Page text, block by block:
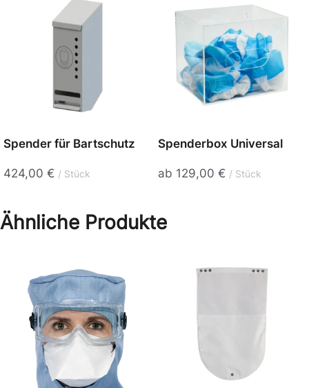
Spender für Bartschutz
424,00 € Stück
Spenderbox Universal
ab 129,00 € Stück
Ähnliche Produkte